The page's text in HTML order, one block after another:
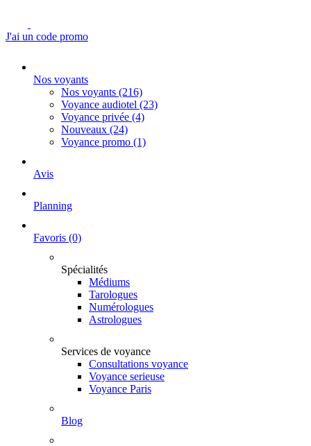
J'ai un code promo
Nos voyants
Nos voyants (216)
Voyance audiotel (23)
Voyance privée (4)
Nouveaux (24)
Voyance promo (1)
Avis
Planning
Favoris (0)
Spécialités
Médiums
Tarologues
Numérologues
Astrologues
Services de voyance
Consultations voyance
Voyance serieuse
Voyance Paris
Blog